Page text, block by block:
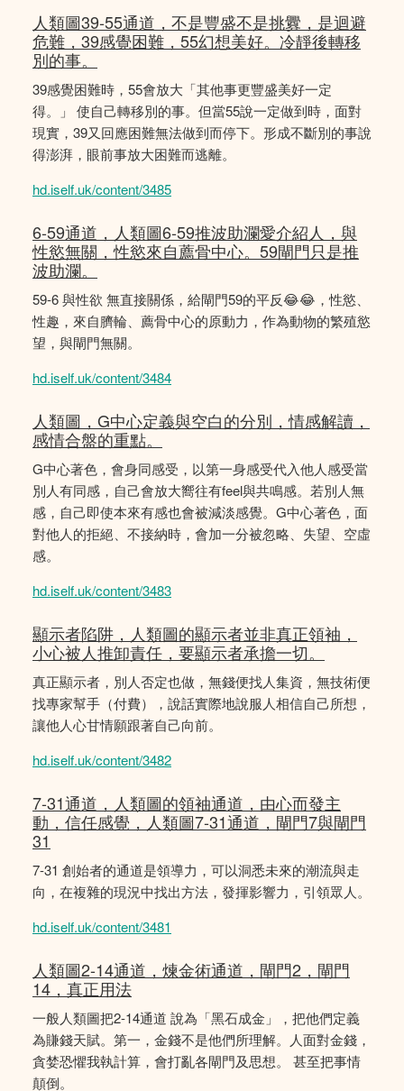
人類圖39-55通道，不是豐盛不是挑釁，是迴避
危難，39感覺困難，55幻想美好。冷靜後轉移
別的事。
39感覺困難時，55會放大「其他事更豐盛美好一定
得。」 使自己轉移別的事。但當55說一定做到時，面對
現實，39又回應困難無法做到而停下。形成不斷別的事說
得澎湃，眼前事放大困難而逃離。
hd.iself.uk/content/3485
6-59通道，人類圖6-59推波助瀾愛介紹人，與
性慾無關，性慾來自薦骨中心。59閘門只是推
波助瀾。
59-6 與性欲 無直接關係，給閘門59的平反😂😂，性慾、
性趣，來自臍輪、薦骨中心的原動力，作為動物的繁殖慾
望，與閘門無關。
hd.iself.uk/content/3484
人類圖，G中心定義與空白的分別，情感解讀，
感情合盤的重點。
G中心著色，會身同感受，以第一身感受代入他人感受當
別人有同感，自己會放大嚮往有feel與共鳴感。若別人無
感，自己即使本來有感也會被減淡感覺。G中心著色，面
對他人的拒絕、不接納時，會加一分被忽略、失望、空虛
感。
hd.iself.uk/content/3483
顯示者陷阱，人類圖的顯示者並非真正領袖，
小心被人推卸責任，要顯示者承擔一切。
真正顯示者，別人否定也做，無錢便找人集資，無技術便
找專家幫手（付費），說話實際地說服人相信自己所想，
讓他人心甘情願跟著自己向前。
hd.iself.uk/content/3482
7-31通道，人類圖的領袖通道，由心而發主
動，信任感覺，人類圖7-31通道，閘門7與閘門
31
7-31 創始者的通道是領導力，可以洞悉未來的潮流與走
向，在複雜的現況中找出方法，發揮影響力，引領眾人。
hd.iself.uk/content/3481
人類圖2-14通道，煉金術通道，閘門2，閘門
14，真正用法
一般人類圖把2-14通道 說為「黑石成金」，把他們定義
為賺錢天賦。第一，金錢不是他們所理解。人面對金錢，
貪婪恐懼我執計算，會打亂各閘門及思想。 甚至把事情
顛倒。